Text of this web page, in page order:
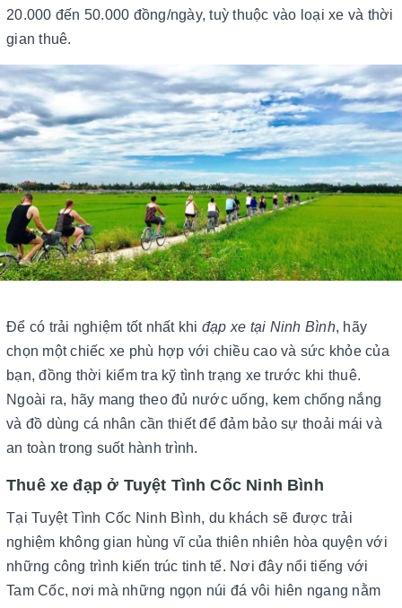
20.000 đến 50.000 đồng/ngày, tuỳ thuộc vào loại xe và thời
gian thuê.
Để có trải nghiệm tốt nhất khi đạp xe tại Ninh Bình, hãy
chọn một chiếc xe phù hợp với chiều cao và sức khỏe của
bạn, đồng thời kiểm tra kỹ tình trạng xe trước khi thuê.
Ngoài ra, hãy mang theo đủ nước uống, kem chống nắng
và đồ dùng cá nhân cần thiết để đảm bảo sự thoải mái và
an toàn trong suốt hành trình.
Thuê xe đạp ở Tuyệt Tình Cốc Ninh Bình
Tại Tuyệt Tình Cốc Ninh Bình, du khách sẽ được trải
nghiệm không gian hùng vĩ của thiên nhiên hòa quyện với
những công trình kiến trúc tinh tế. Nơi đây nổi tiếng với
Tam Cốc, nơi mà những ngọn núi đá vôi hiên ngang nằm